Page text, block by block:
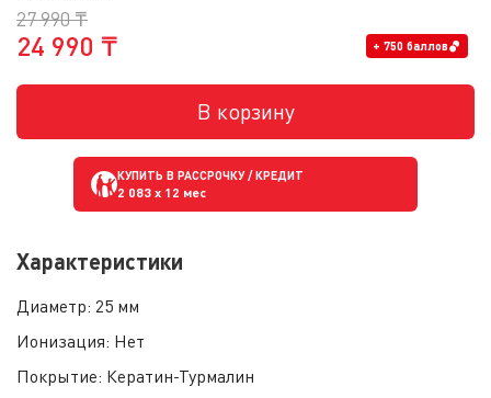
27 990 ₸
24 990 ₸ + 750 баллов
В корзину
КУПИТЬ В РАССРОЧКУ / КРЕДИТ
2 083 x 12 мес
Характеристики
Диаметр: 25 мм
Ионизация: Нет
Покрытие: Кератин-Турмалин